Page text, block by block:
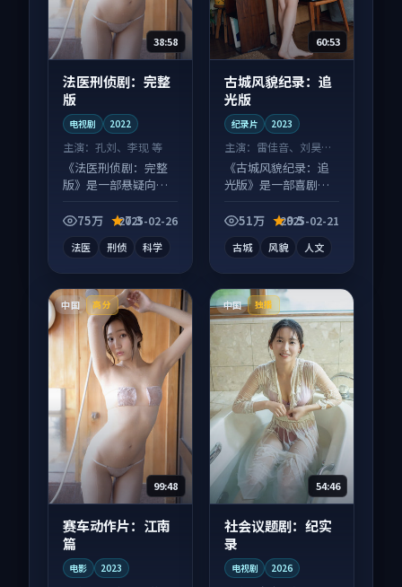
38:58
法医刑侦剧：完整
版
电视剧 2022
主演： 孔刘、李现 等
《法医刑侦剧：完整
版》是一部悬疑向电
信息量大，适合沉浸
75万 7.3
2025-02-26
法医 刑侦 科学
60:53
古城风貌纪录：追
光版
纪录片 2023
主演： 雷佳音、刘昊然
等
《古城风貌纪录：追
光版》是一部喜剧向
系层层推进，尾声常
51万 9.5
2025-02-21
古城 风貌 人文
中国 高分
99:48
赛车动作片：江南
篇
电影 2023
中国 独播
54:46
社会议题剧：纪实
录
电视剧 2026